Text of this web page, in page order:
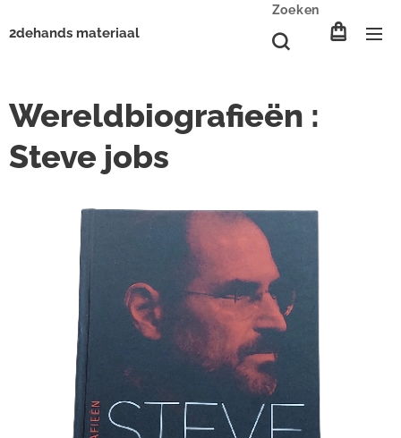
2dehands materiaal
Zoeken
Wereldbiografieën :
Steve jobs